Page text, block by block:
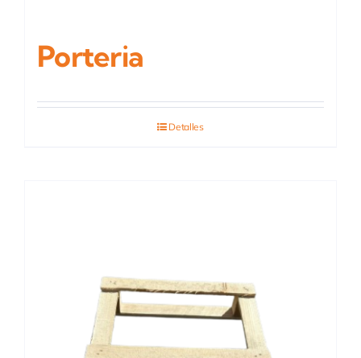
Porteria
Detalles